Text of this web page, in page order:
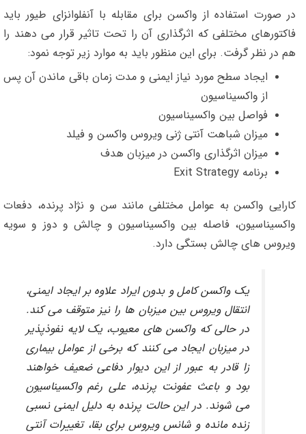
در صورت استفاده از واکسن برای مقابله با آنفلوانزای طیور باید
فاکتورهای مختلفی که اثرگذاری آن را تحت تاثیر قرار می دهند را
هم در نظر گرفت. برای این منظور باید به موارد زیر توجه نمود:
ایجاد سطح مورد نیاز ایمنی و مدت زمان باقی ماندن آن پس
از واکسیناسیون
فواصل بین واکسیناسیون
میزان شباهت آنتی ژنی ویروس واکسن و فیلد
میزان اثرگذاری واکسن در میزبان هدف
برنامه Exit Strategy
کارایی واکسن به عوامل مختلفی مانند سن و نژاد پرنده، دفعات
واکسیناسیون، فاصله بین واکسیناسیون و چالش و دوز و سویه
ویروس های چالش بستگی دارد.
یک واکسن کامل و بدون ایراد علاوه بر ایجاد ایمنی،
انتقال ویروس بین میزبان ها را نیز متوقف می کند.
در حالی که واکسن های معیوب، یک لایه نفوذپذیر
در میزبان ایجاد می کنند که برخی از عوامل بیماری
زا قادر به عبور از این دیوار دفاعی ضعیف خواهند
بود و باعث عفونت پرنده، علی رغم واکسیناسیون
می شوند. در این حالت پرنده به دلیل ایمنی نسبی
زنده مانده و شانس ویروس برای بقا، تغییرات آنتی